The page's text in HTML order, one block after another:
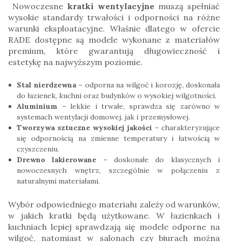
Nowoczesne kratki wentylacyjne muszą spełniać
wysokie standardy trwałości i odporności na różne
warunki eksploatacyjne. Właśnie dlatego w ofercie
RADE dostępne są modele wykonane z materiałów
premium, które gwarantują długowieczność i
estetykę na najwyższym poziomie.
Stal nierdzewna – odporna na wilgoć i korozję, doskonała
do łazienek, kuchni oraz budynków o wysokiej wilgotności.
Aluminium
– lekkie i trwałe, sprawdza się zarówno w
systemach wentylacji domowej, jak i przemysłowej.
Tworzywa sztuczne wysokiej jakości – charakteryzujące
się odpornością na zmienne temperatury i łatwością w
czyszczeniu.
Drewno lakierowane – doskonałe do klasycznych i
nowoczesnych wnętrz, szczególnie w połączeniu z
naturalnymi materiałami.
Wybór odpowiedniego materiału zależy od warunków,
w jakich kratki będą użytkowane. W łazienkach i
kuchniach lepiej sprawdzają się modele odporne na
wilgoć, natomiast w salonach czy biurach można